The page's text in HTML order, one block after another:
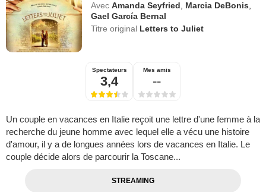
Avec Amanda Seyfried, Marcia DeBonis,
Gael García Bernal
Titre original Letters to Juliet
Spectateurs
3,4
Mes amis
--
Un couple en vacances en Italie reçoit une lettre d'une femme à la
recherche du jeune homme avec lequel elle a vécu une histoire
d'amour, il y a de longues années lors de vacances en Italie. Le
couple décide alors de parcourir la Toscane...
STREAMING